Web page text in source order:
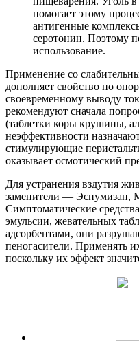
помогает этому
антигенные
серотонин. Поэтому
использование.
Применение со
дополняет свойство по
своевременному выводу
рекомендуют сначала
(таблетки коры крушины,
неэффективности
стимулирующие
оказывает осмотический
Для устранения вздутия
заменители — Эспумизан,
Симптоматические
эмульсии, жевательных
адсорбентами, они
пеногасители. Применять
поскольку их эффект